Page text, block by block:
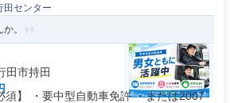
センター
。
田市持田
須】 ・要中型自動車免許 ・または2007